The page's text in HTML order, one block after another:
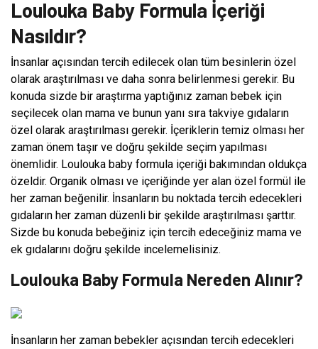
Loulouka Baby Formula İçeriği
Nasıldır?
İnsanlar açısından tercih edilecek olan tüm besinlerin özel
olarak araştırılması ve daha sonra belirlenmesi gerekir. Bu
konuda sizde bir araştırma yaptığınız zaman bebek için
seçilecek olan mama ve bunun yanı sıra takviye gıdaların
özel olarak araştırılması gerekir. İçeriklerin temiz olması her
zaman önem taşır ve doğru şekilde seçim yapılması
önemlidir. Loulouka baby formula içeriği bakımından oldukça
özeldir. Organik olması ve içeriğinde yer alan özel formül ile
her zaman beğenilir. İnsanların bu noktada tercih edecekleri
gıdaların her zaman düzenli bir şekilde araştırılması şarttır.
Sizde bu konuda bebeğiniz için tercih edeceğiniz mama ve
ek gıdalarını doğru şekilde incelemelisiniz.
Loulouka Baby Formula Nereden Alınır?
İnsanların her zaman bebekler açısından tercih edecekleri